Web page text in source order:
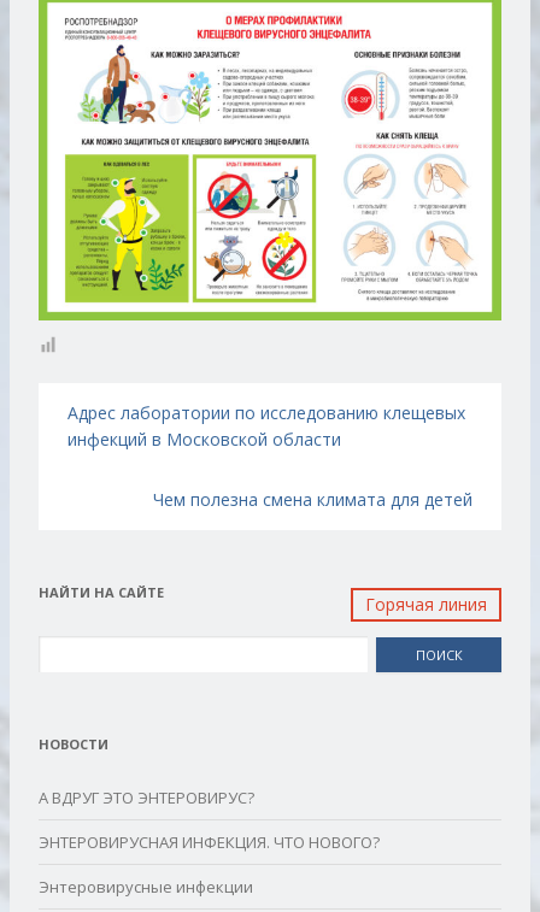
Навигация по записям
Адрес лаборатории по исследованию клещевых
инфекций в Московской области
Чем полезна смена климата для детей
Горячая линия
НАЙТИ НА САЙТЕ
НОВОСТИ
А ВДРУГ ЭТО ЭНТЕРОВИРУС?
ЭНТЕРОВИРУСНАЯ ИНФЕКЦИЯ. ЧТО НОВОГО?
Энтеровирусные инфекции